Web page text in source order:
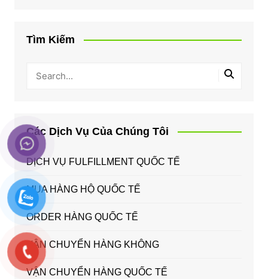
Tìm Kiếm
Các Dịch Vụ Của Chúng Tôi
DỊCH VỤ FULFILLMENT QUỐC TẾ
MUA HÀNG HỘ QUỐC TẾ
ORDER HÀNG QUỐC TẾ
VẬN CHUYỂN HÀNG KHÔNG
VẬN CHUYỂN HÀNG QUỐC TẾ